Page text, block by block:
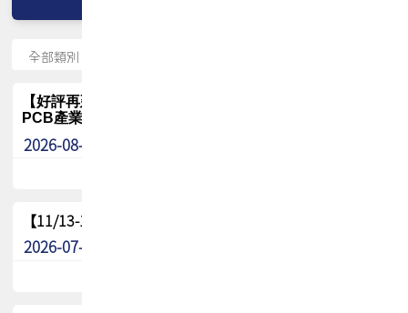
【好評再延長】PCB GPT 全面開放體驗延長到8月!!
PCB產業專屬 AI 知識平台
2026-08-04
【11/13-15】2026 TPCA 百岳登頂_南橫三星
2026-07-22